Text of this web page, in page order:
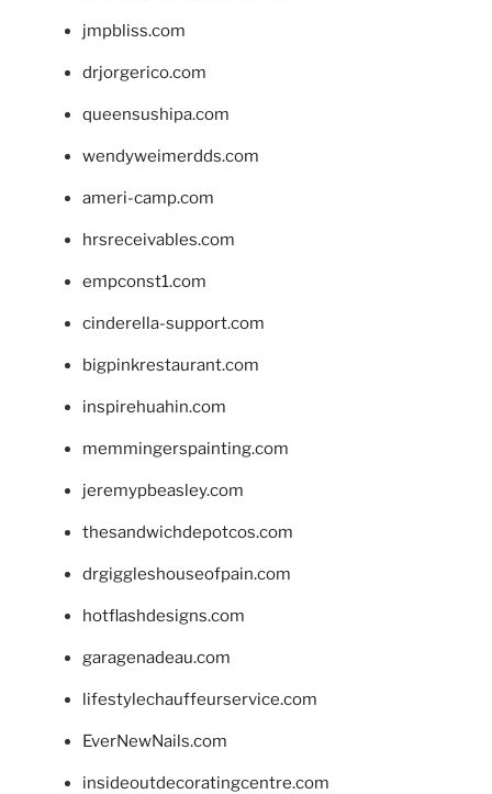
jmpbliss.com
drjorgerico.com
queensushipa.com
wendyweimerdds.com
ameri-camp.com
hrsreceivables.com
empconst1.com
cinderella-support.com
bigpinkrestaurant.com
inspirehuahin.com
memmingerspainting.com
jeremypbeasley.com
thesandwichdepotcos.com
drgiggleshouseofpain.com
hotflashdesigns.com
garagenadeau.com
lifestylechauffeurservice.com
EverNewNails.com
insideoutdecoratingcentre.com